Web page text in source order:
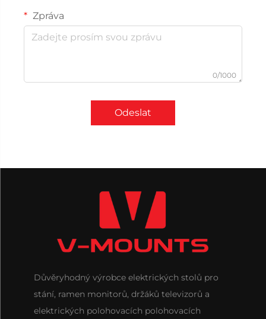
Zpráva
0/1000
Odeslat
Důvěryhodný výrobce elektrických stolů pro
stání, ramen monitorů, držáků televizorů a
elektrických polohovacích polohovacích